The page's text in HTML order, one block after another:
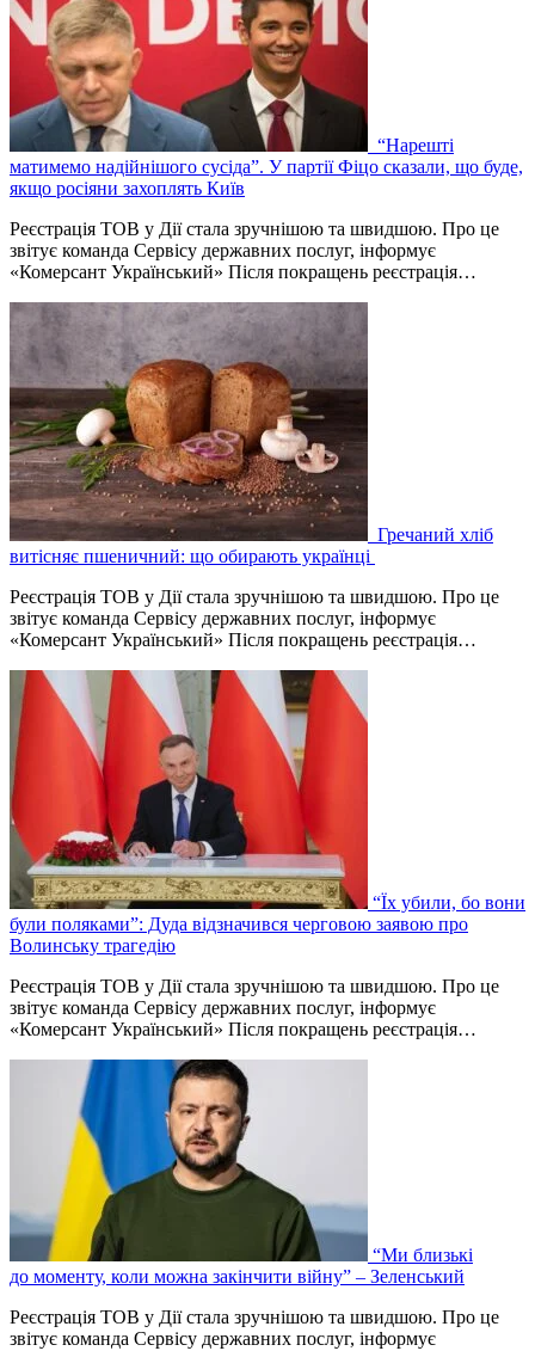
“Нарешті
матимемо надійнішого сусіда”. У партії Фіцо сказали, що буде,
якщо росіяни захоплять Київ
Реєстрація ТОВ у Дії стала зручнішою та швидшою. Про це
звітує команда Сервісу державних послуг, інформує
«Комерсант Український» Після покращень реєстрація…
Гречаний хліб
витісняє пшеничний: що обирають українці
Реєстрація ТОВ у Дії стала зручнішою та швидшою. Про це
звітує команда Сервісу державних послуг, інформує
«Комерсант Український» Після покращень реєстрація…
“Їх убили, бо вони
були поляками”: Дуда відзначився черговою заявою про
Волинську трагедію
Реєстрація ТОВ у Дії стала зручнішою та швидшою. Про це
звітує команда Сервісу державних послуг, інформує
«Комерсант Український» Після покращень реєстрація…
“Ми близькі
до моменту, коли можна закінчити війну” – Зеленський
Реєстрація ТОВ у Дії стала зручнішою та швидшою. Про це
звітує команда Сервісу державних послуг, інформує